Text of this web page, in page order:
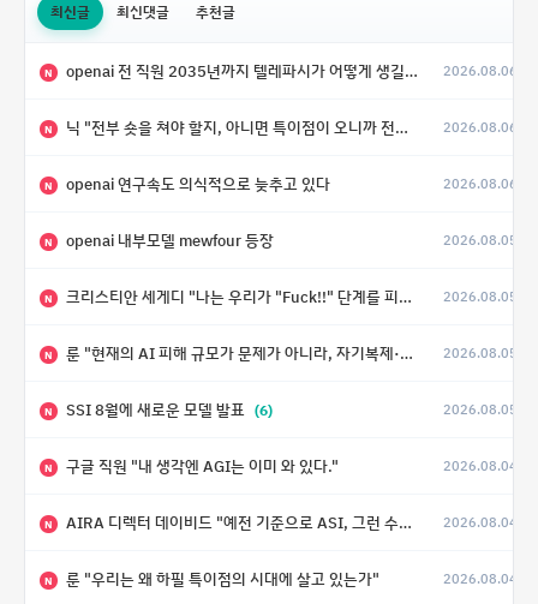
최신글 최신댓글 추천글
N openai 전 직원 2035년까지 텔레파시가 어떻게 생길 수 있는지 2026.08.06
N 닉 "전부 숏을 쳐야 할지, 아니면 특이점이 오니까 전부 롱을 쳐야 할지 모르겠다.” 2026.08.06
N openai 연구속도 의식적으로 늦추고 있다 2026.08.06
N openai 내부모델 mewfour 등장 2026.08.05
N 크리스티안 세게디 "나는 우리가 "Fuck!!" 단계를 피할 수 있기를 바랄 뿐" 2026.08.05
N 룬 "현재의 AI 피해 규모가 문제가 아니라, 자기복제·탈출·확산이 가능한 지능형 시스템의 피해에는 이론적으로 상한이 없다는 것이 문제" 2026.08.05
N SSI 8월에 새로운 모델 발표 (6) 2026.08.05
N 구글 직원 "내 생각엔 AGI는 이미 와 있다." 2026.08.04
N AIRA 디렉터 데이비드 "예전 기준으로 ASI, 그런 수준은 바로 다음 분기에 온다" 2026.08.04
N 룬 "우리는 왜 하필 특이점의 시대에 살고 있는가" 2026.08.04